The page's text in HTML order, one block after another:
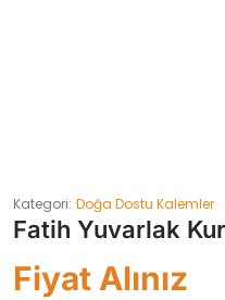
Kategori: Doğa Dostu Kalemler
Fatih Yuvarlak
Fiyat Alınız